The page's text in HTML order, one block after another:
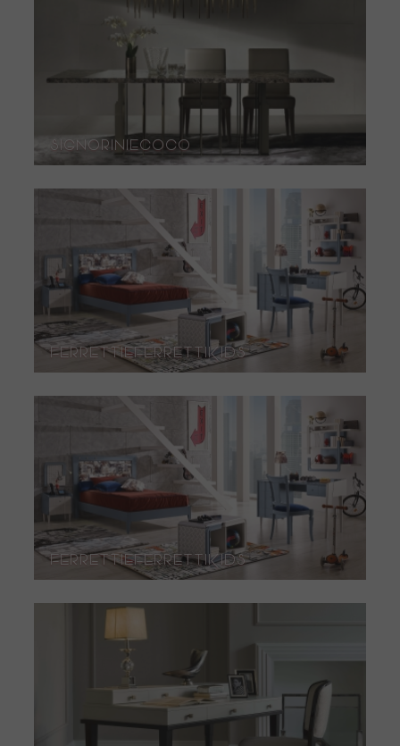
SignorinieCoco
FerrettieFerrettiKids
FerrettieFerrettiKids